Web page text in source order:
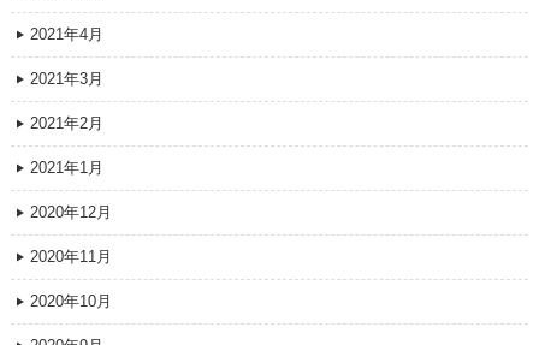
2021年4月
2021年3月
2021年2月
2021年1月
2020年12月
2020年11月
2020年10月